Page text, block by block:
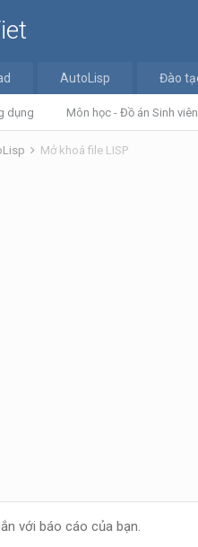
dụng Môn học - Đồ án Sinh viên
AutoLisp Đào
Mở khoá file LISP
với báo cáo của bạn.